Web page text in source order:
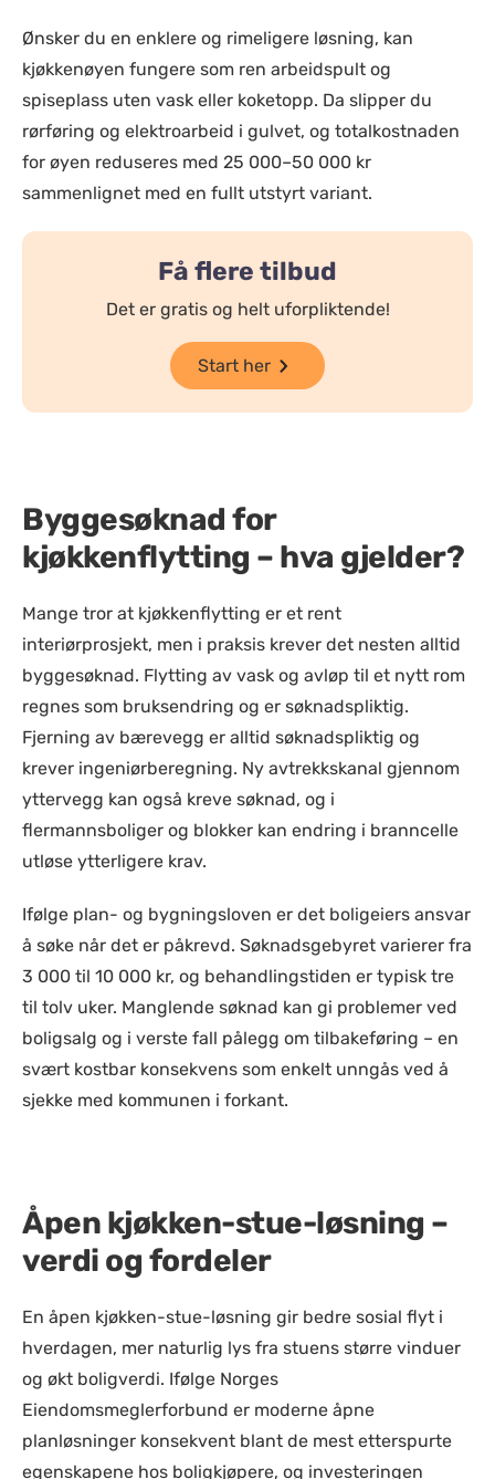
Ønsker du en enklere og rimeligere løsning, kan
kjøkkenøyen fungere som ren arbeidspult og
spiseplass uten vask eller koketopp. Da slipper du
rørføring og elektroarbeid i gulvet, og totalkostnaden
for øyen reduseres med 25 000–50 000 kr
sammenlignet med en fullt utstyrt variant.
Få flere tilbud
Det er gratis og helt uforpliktende!
Start her
Byggesøknad for
kjøkkenflytting – hva gjelder?
Mange tror at kjøkkenflytting er et rent
interiørprosjekt, men i praksis krever det nesten alltid
byggesøknad. Flytting av vask og avløp til et nytt rom
regnes som bruksendring og er søknadspliktig.
Fjerning av bærevegg er alltid søknadspliktig og
krever ingeniørberegning. Ny avtrekkskanal gjennom
yttervegg kan også kreve søknad, og i
flermannsboliger og blokker kan endring i branncelle
utløse ytterligere krav.
Ifølge plan- og bygningsloven er det boligeiers ansvar
å søke når det er påkrevd. Søknadsgebyret varierer fra
3 000 til 10 000 kr, og behandlingstiden er typisk tre
til tolv uker. Manglende søknad kan gi problemer ved
boligsalg og i verste fall pålegg om tilbakeføring – en
svært kostbar konsekvens som enkelt unngås ved å
sjekke med kommunen i forkant.
Åpen kjøkken-stue-løsning –
verdi og fordeler
En åpen kjøkken-stue-løsning gir bedre sosial flyt i
hverdagen, mer naturlig lys fra stuens større vinduer
og økt boligverdi. Ifølge Norges
Eiendomsmeglerforbund er moderne åpne
planløsninger konsekvent blant de mest etterspurte
egenskapene hos boligkjøpere, og investeringen